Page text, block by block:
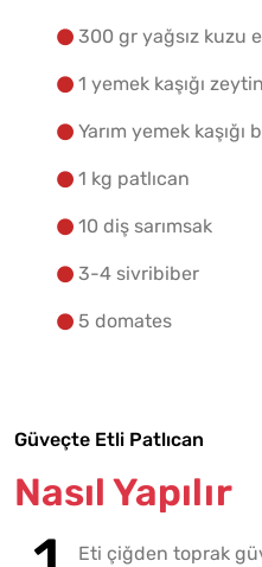
300 gr yağsız kuzu
1 yemek kaşığı
Yarım yemek kaşığı
1 kg patlıcan
10 diş sarımsak
3-4 sivribiber
5 domates
Güveçte Etli Patlıcan
Nasıl Yapılır
Eti çiğden toprak